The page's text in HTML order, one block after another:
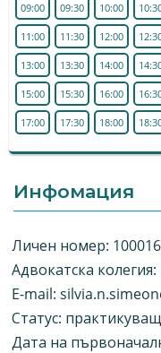
09:00 09:30 10:00
11:00 11:30 12:00
13:00 13:30 14:00
15:00 15:30 16:00
17:00 17:30 18:00
Инфомация
Личен номер:
Адвокатска
E-mail:
Статус: практикуващ
Дата на